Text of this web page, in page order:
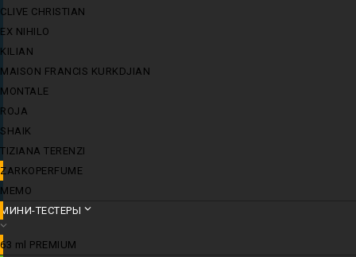
CLIVE CHRISTIAN
EX NIHILO
KILIAN
MAISON FRANCIS KURKDJIAN
MONTALE
ROJA
SHAIK
TIZIANA TERENZI
ZARKOPERFUME
MEMO
МИНИ-ТЕСТЕРЫ
63 ml PREMIUM